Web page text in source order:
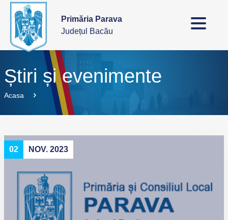
Primăria Parava
Județul Bacău
Știri și evenimente
Acasa
02 NOV. 2023